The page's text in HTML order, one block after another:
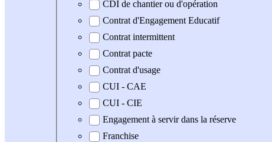
CDI de chantier ou d'opération
Contrat d'Engagement Educatif
Contrat intermittent
Contrat pacte
Contrat d'usage
CUI - CAE
CUI - CIE
Engagement à servir dans la réserve
Franchise